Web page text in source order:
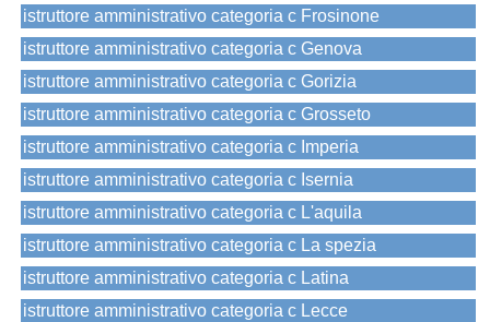
istruttore amministrativo categoria c Frosinone
istruttore amministrativo categoria c Genova
istruttore amministrativo categoria c Gorizia
istruttore amministrativo categoria c Grosseto
istruttore amministrativo categoria c Imperia
istruttore amministrativo categoria c Isernia
istruttore amministrativo categoria c L'aquila
istruttore amministrativo categoria c La spezia
istruttore amministrativo categoria c Latina
istruttore amministrativo categoria c Lecce